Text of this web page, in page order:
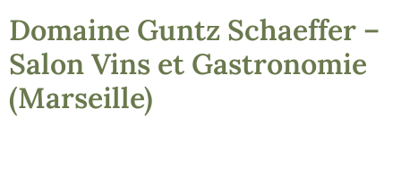
Domaine Guntz Schaeffer –
Salon Vins et Gastronomie
(Marseille)